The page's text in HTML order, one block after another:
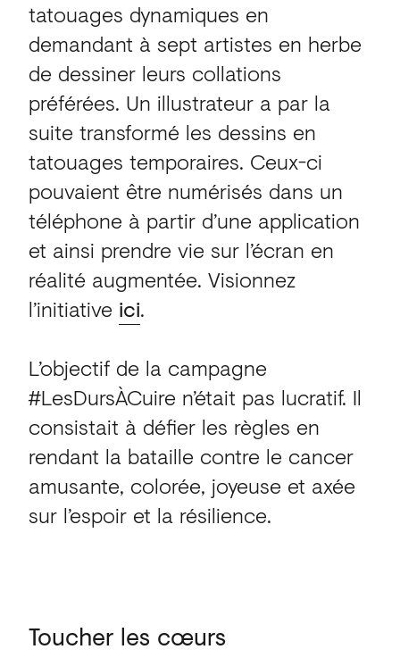
tatouages dynamiques en
demandant à sept artistes en herbe
de dessiner leurs collations
préférées. Un illustrateur a par la
suite transformé les dessins en
tatouages temporaires. Ceux-ci
pouvaient être numérisés dans un
téléphone à partir d’une application
et ainsi prendre vie sur l’écran en
réalité augmentée. Visionnez
l’initiative ici.
L’objectif de la campagne
#LesDursÀCuire n’était pas lucratif. Il
consistait à défier les règles en
rendant la bataille contre le cancer
amusante, colorée, joyeuse et axée
sur l’espoir et la résilience.
Toucher les cœurs